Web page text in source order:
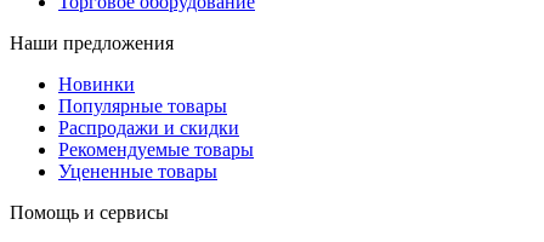
Наши предложения
Новинки
Популярные товары
Распродажи и скидки
Рекомендуемые товары
Уцененные товары
Помощь и сервисы